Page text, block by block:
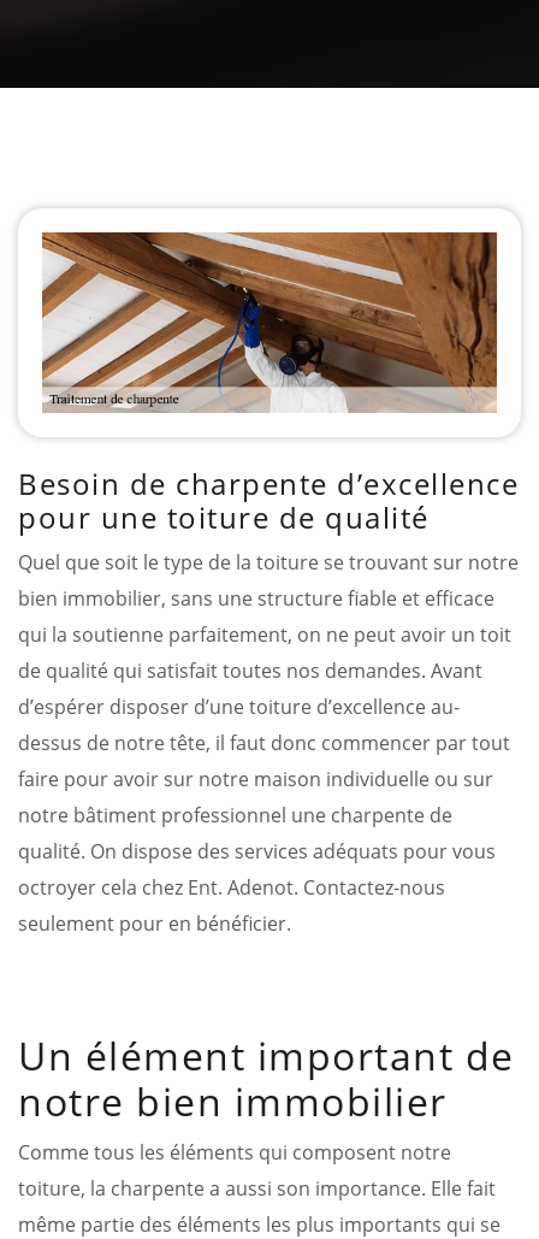
Besoin de charpente d’excellence
pour une toiture de qualité
Quel que soit le type de la toiture se trouvant sur notre
bien immobilier, sans une structure fiable et efficace
qui la soutienne parfaitement, on ne peut avoir un toit
de qualité qui satisfait toutes nos demandes. Avant
d’espérer disposer d’une toiture d’excellence au-
dessus de notre tête, il faut donc commencer par tout
faire pour avoir sur notre maison individuelle ou sur
notre bâtiment professionnel une charpente de
qualité. On dispose des services adéquats pour vous
octroyer cela chez Ent. Adenot. Contactez-nous
seulement pour en bénéficier.
Un élément important de
notre bien immobilier
Comme tous les éléments qui composent notre
toiture, la charpente a aussi son importance. Elle fait
même partie des éléments les plus importants qui se